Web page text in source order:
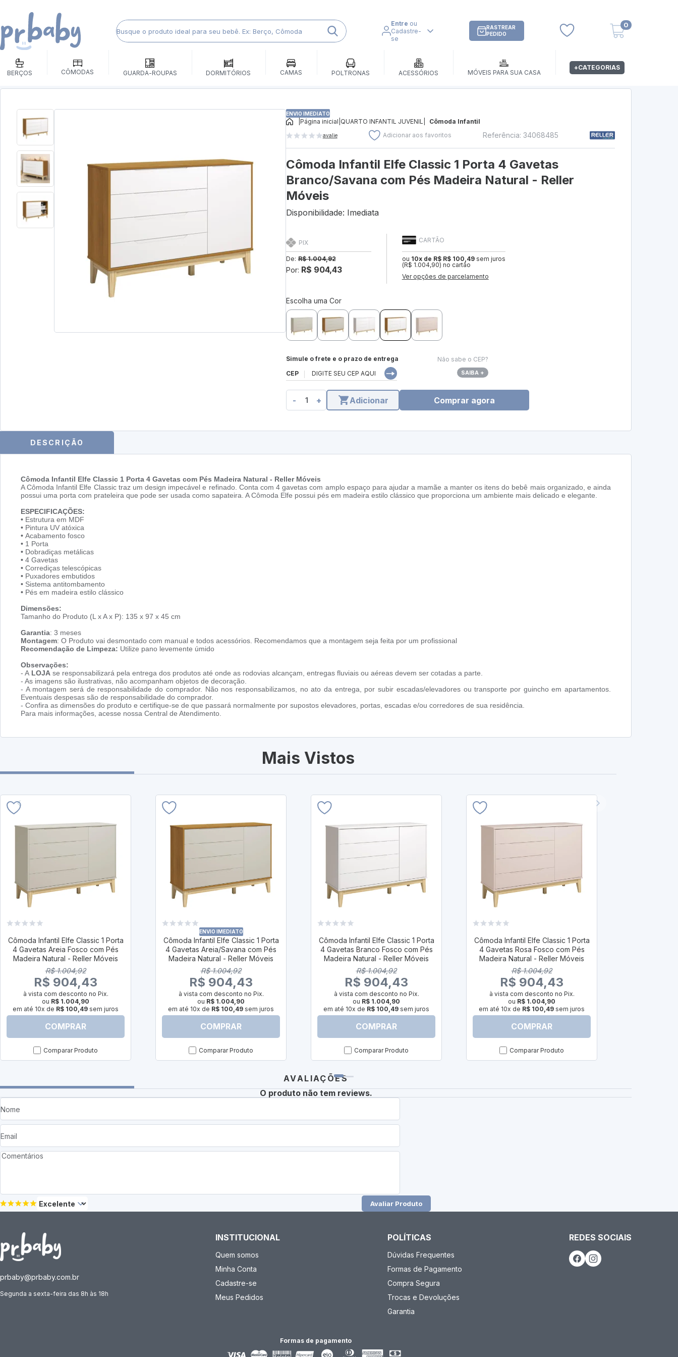
Entre ou
Cadastre-
se
RASTREAR
PEDIDO
0
BERÇOS CÔMODAS GUARDA-ROUPAS DORMITÓRIOS CAMAS POLTRONAS ACESSÓRIOS MÓVEIS PARA SUA CASA
+CATEGORIAS
ENVIO IMEDIATO
Página inicial QUARTO INFANTIL JUVENIL Cômoda Infantil
avalie Adicionar aos favoritos Referência: 34068485
Cômoda Infantil Elfe Classic 1 Porta 4 Gavetas
Branco/Savana com Pés Madeira Natural - Reller
Móveis
Disponibilidade: Imediata
CARTÃO
ou 10x de R$ R$ 100,49sem juros
(R$ 1.004,90) no cartão
Ver opções de parcelamento
PIX
De: R$ 1.004,92
Por: R$ 904,43
Escolha uma Cor
Simule o frete e o prazo de entrega
CEP
Não sabe o CEP?
SAIBA +
- + Adicionar Comprar agora
DESCRIÇÃO
Cômoda Infantil Elfe Classic 1 Porta 4 Gavetas com Pés Madeira Natural - Reller Móveis
A Cômoda Infantil Elfe Classic traz um design impecável e refinado. Conta com 4 gavetas com amplo espaço para ajudar a mamãe a manter os itens do bebê mais organizado, e ainda
possui uma porta com prateleira que pode ser usada como sapateira. A Cômoda Elfe possui pés em madeira estilo clássico que proporciona um ambiente mais delicado e elegante.
ESPECIFICAÇÕES:
• Estrutura em MDF
• Pintura UV atóxica
• Acabamento fosco
• 1 Porta
• Dobradiças metálicas
• 4 Gavetas
• Corrediças telescópicas
• Puxadores embutidos
• Sistema antitombamento
• Pés em madeira estilo clássico
Dimensões:
Tamanho do Produto (L x A x P): 135 x 97 x 45 cm
Garantia: 3 meses
Montagem: O Produto vai desmontado com manual e todos acessórios. Recomendamos que a montagem seja feita por um profissional
Recomendação de Limpeza: Utilize pano levemente úmido
Observações:
- A LOJA se responsabilizará pela entrega dos produtos até onde as rodovias alcançam, entregas fluviais ou aéreas devem ser cotadas a parte.
- As imagens são ilustrativas, não acompanham objetos de decoração.
- A montagem será de responsabilidade do comprador. Não nos responsabilizamos, no ato da entrega, por subir escadas/elevadores ou transporte por guincho em apartamentos.
Eventuais despesas são de responsabilidade do comprador.
- Confira as dimensões do produto e certifique-se de que passará normalmente por supostos elevadores, portas, escadas e/ou corredores de sua residência.
Para mais informações, acesse nossa Central de Atendimento.
Mais Vistos
Cômoda Infantil Elfe Classic 1 Porta
4 Gavetas Areia Fosco com Pés
Madeira Natural - Reller Móveis
R$ 1.004,92
R$ 904,43
à vista com desconto no Pix.
ou R$ 1.004,90
em até 10x de R$ 100,49 sem juros
COMPRAR
Comparar Produto
ENVIO IMEDIATO
Cômoda Infantil Elfe Classic 1 Porta
4 Gavetas Areia/Savana com Pés
Madeira Natural - Reller Móveis
R$ 1.004,92
R$ 904,43
à vista com desconto no Pix.
ou R$ 1.004,90
em até 10x de R$ 100,49 sem juros
COMPRAR
Comparar Produto
Cômoda Infantil Elfe Classic 1 Porta
4 Gavetas Branco Fosco com Pés
Madeira Natural - Reller Móveis
R$ 1.004,92
R$ 904,43
à vista com desconto no Pix.
ou R$ 1.004,90
em até 10x de R$ 100,49 sem juros
COMPRAR
Comparar Produto
Cômoda Infantil Elfe Classic 1 Porta
4 Gavetas Rosa Fosco com Pés
Madeira Natural - Reller Móveis
R$ 1.004,92
R$ 904,43
à vista com desconto no Pix.
ou R$ 1.004,90
em até 10x de R$ 100,49 sem juros
COMPRAR
Comparar Produto
AVALIAÇÕES
O produto não tem reviews.
Avaliar Produto
prbaby@prbaby.com.br
Segunda a sexta-feira das 8h às 18h
INSTITUCIONAL
Quem somos
Minha Conta
Cadastre-se
Meus Pedidos
POLÍTICAS
Dúvidas Frequentes
Formas de Pagamento
Compra Segura
Trocas e Devoluções
Garantia
REDES SOCIAIS
Formas de pagamento